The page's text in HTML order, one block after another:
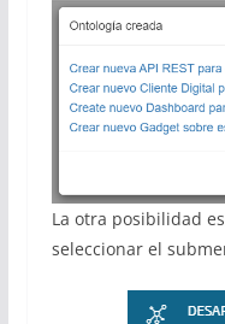
La otra posibilidad
seleccionar el